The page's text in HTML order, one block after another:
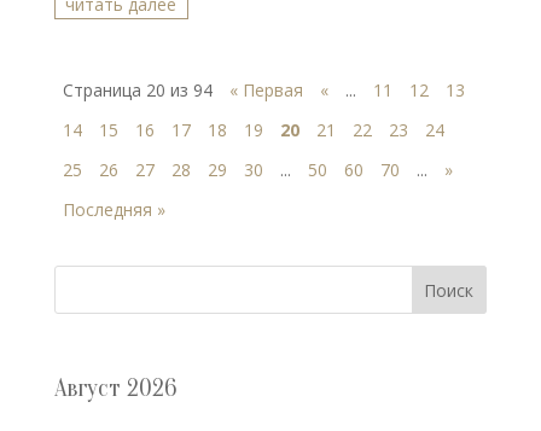
Страница 20 из 94 « Первая « ... 11 12
13
14
15 16 17 18 19 20 21 22 23
24
25
26 27 28 29 30 ... 50 60 70 ...
»
Последняя »
Поиск
Август 2026